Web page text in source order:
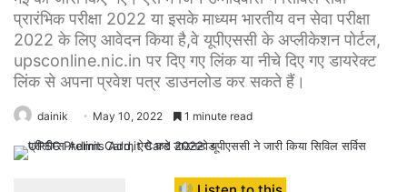
प्रारंभिक परीक्षा 2022 या इसके माध्यम भारतीय वन सेवा परीक्षा
2022 के लिए आवेदन किया है,वे यूपीएससी के अप्लीकेशन पोर्टल,
upsconline.nic.in पर दिए गए लिंक या नीचे दिए गए डायरेक्ट
लिंक से अपना प्रवेश पत्र डाउनलोड कर सकते हैं।
dainik May 10, 2022 1 minute read